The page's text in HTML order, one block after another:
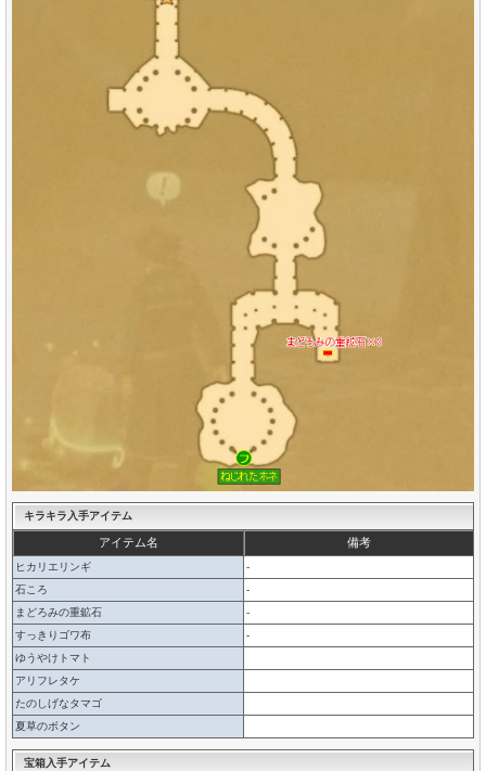
キラキラ入手アイテム
アイテム名 備考
ヒカリエリンギ
-
石ころ
-
まどろみの重鉱石
-
すっきりゴワ布
-
ゆうやけトマト
アリフレタケ
たのしげなタマゴ
夏草のボタン
宝箱入手アイテム